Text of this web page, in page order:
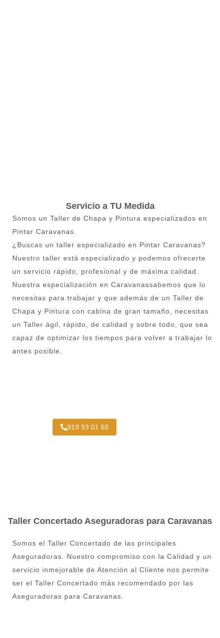
Servicio a TU Medida
Somos un Taller de Chapa y Pintura especializados en
Pintar Caravanas.
¿Buscas un taller especializado en Pintar Caravanas?
Nuestro taller está especializado y podemos ofrecerte
un servicio rápido, profesional y de máxima calidad.
Nuestra especialización en Caravanassabemos que lo
necesitas para trabajar y que además de un Taller de
Chapa y Pintura con cabina de gran tamaño, necesitas
un Taller ágil, rápido, de calidad y sobre todo, que sea
capaz de optimizar los tiempos para volver a trabajar lo
antes posible.
919 93 01 58
Taller Concertado Aseguradoras para Caravanas
Somos el Taller Concertado de las principales
Aseguradoras. Nuestro compromiso con la Calidad y un
servicio inmejorable de Atención al Cliente nos permite
ser el Taller Concertado más recomendado por las
Aseguradoras para Caravanas.